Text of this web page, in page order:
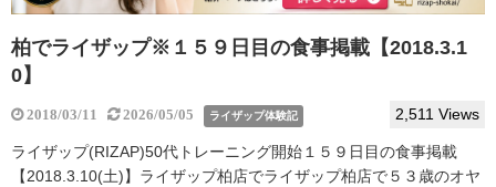
柏でライザップ※１５９日目の食事掲載【2018.3.1
0】
2018/03/11 2026/05/05 ライザップ体験記 2,511 Views
ライザップ(RIZAP)50代トレーニング開始１５９日目の食事掲載
【2018.3.10(土)】ライザップ柏店でライザップ柏店で５３歳のオヤ